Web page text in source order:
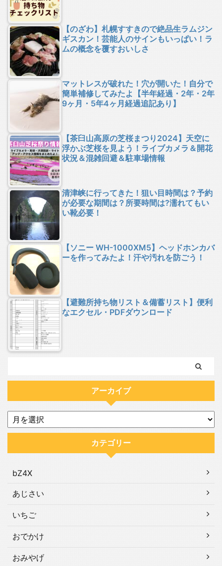
【のざわ】札幌すすきので絶品生ラムジン
ギスカン！芸能人のサインもいっぱい！ラ
ムの概念を覆すおいしさ
マットレスが破れた！穴が開いた！自分で
簡単補修してみたよ【半年経過・2年・2年
9ヶ月・5年4ヶ月経過追記あり】
【茶臼山高原の芝桜まつり2024】天空に
浮かぶ芝桜を見よう！ライブカメラ＆開花
状況＆混雑回避＆駐車場情報
清津峡に行ってきた！狙い目時間は？予約
が必要な期間は？所要時間は?濡れてもい
い靴必要！
【ソニー WH-1000XM5】ヘッドホンカバ
ーを作ってみたよ！汗や汚れを防ごう！
【避難所持ち物リスト＆備蓄リスト】便利
なエクセル・PDFダウンロード
アーカイブ
カテゴリー
bZ4X
あじさい
いちご
おでかけ
おみやげ